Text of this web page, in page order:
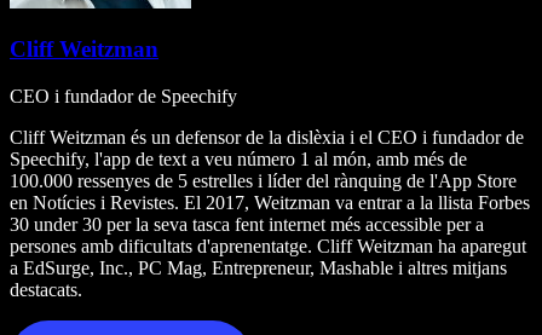
Cliff Weitzman
CEO i fundador de Speechify
Cliff Weitzman és un defensor de la dislèxia i el CEO i fundador de
Speechify, l'app de text a veu número 1 al món, amb més de
100.000 ressenyes de 5 estrelles i líder del rànquing de l'App Store
en Notícies i Revistes. El 2017, Weitzman va entrar a la llista Forbes
30 under 30 per la seva tasca fent internet més accessible per a
persones amb dificultats d'aprenentatge. Cliff Weitzman ha aparegut
a EdSurge, Inc., PC Mag, Entrepreneur, Mashable i altres mitjans
destacats.